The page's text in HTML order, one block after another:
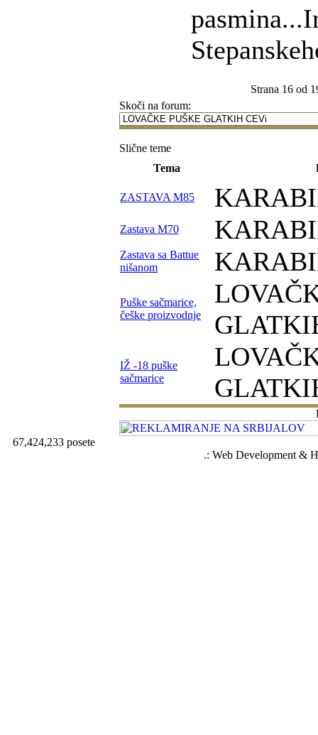
Strana 16 od
Skoči na forum:
Slične teme
Tema
ZASTAVA M85
Zastava M70
Zastava sa Battue
nišanom
Puške sačmarice,
češke proizvodnje
IŽ -18 puške
sačmarice
67,424,233 posete
.: Web Development &